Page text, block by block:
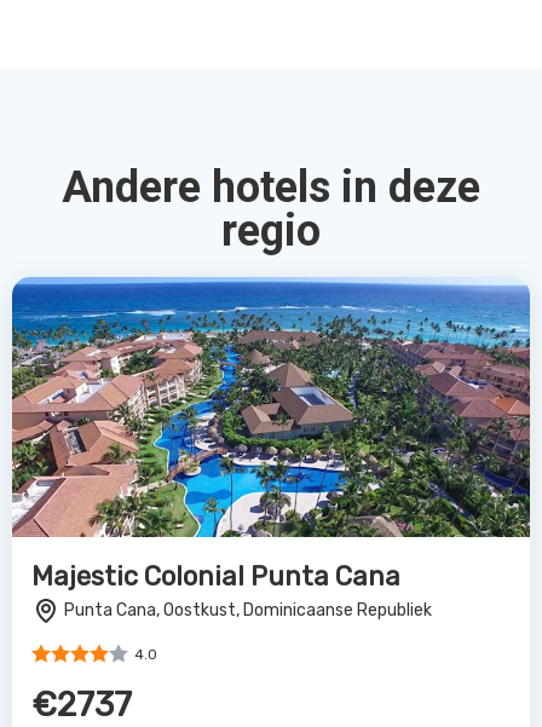
Andere hotels in deze
regio
Majestic Colonial Punta Cana
Punta Cana, Oostkust, Dominicaanse Republiek
4.0
€2737